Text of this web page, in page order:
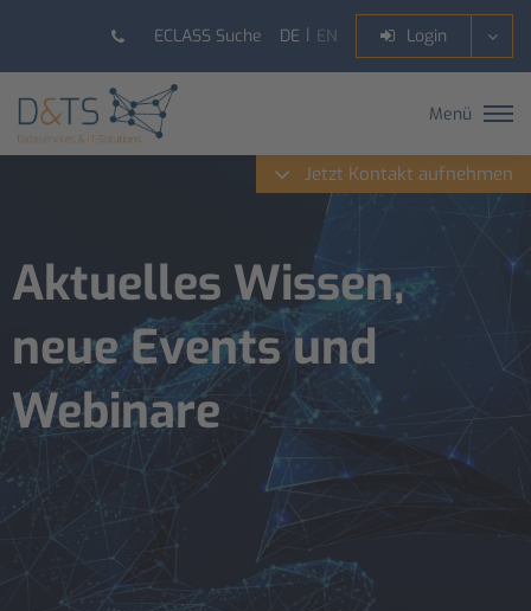
ECLASS Suche DE EN Login
Menü
Jetzt Kontakt aufnehmen
Aktuelles Wissen,
neue Events und
Webinare